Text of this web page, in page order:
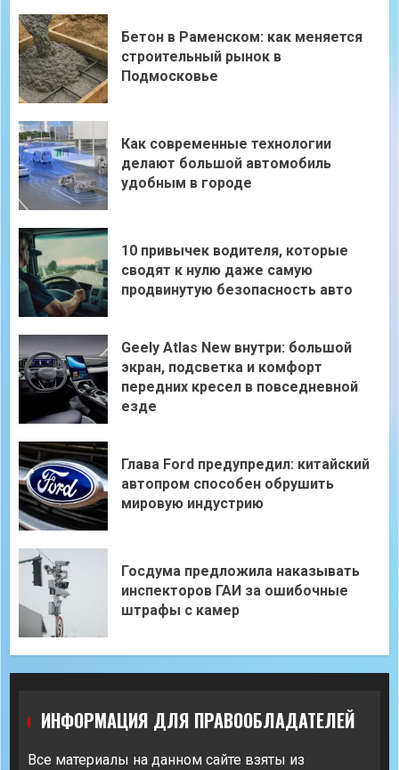
Бетон в Раменском: как меняется
строительный рынок в
Подмосковье
Как современные технологии
делают большой автомобиль
удобным в городе
10 привычек водителя, которые
сводят к нулю даже самую
продвинутую безопасность авто
Geely Atlas New внутри: большой
экран, подсветка и комфорт
передних кресел в повседневной
езде
Глава Ford предупредил: китайский
автопром способен обрушить
мировую индустрию
Госдума предложила наказывать
инспекторов ГАИ за ошибочные
штрафы с камер
ИНФОРМАЦИЯ ДЛЯ ПРАВООБЛАДАТЕЛЕЙ
Все материалы на данном сайте взяты из